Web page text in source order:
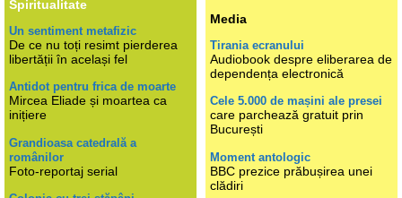
Spiritualitate
Un sentiment metafizic
De ce nu toți resimt pierderea
libertății în același fel
Antidot pentru frica de moarte
Mircea Eliade și moartea ca
inițiere
Grandioasa catedrală a
românilor
Foto-reportaj serial
Media
Tirania ecranului
Audiobook despre eliberarea de
dependența electronică
Cele 5.000 de mașini ale presei
care parchează gratuit prin
București
Moment antologic
BBC prezice prăbușirea unei
clădiri